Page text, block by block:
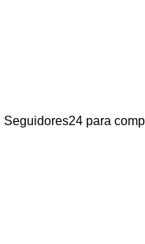
para